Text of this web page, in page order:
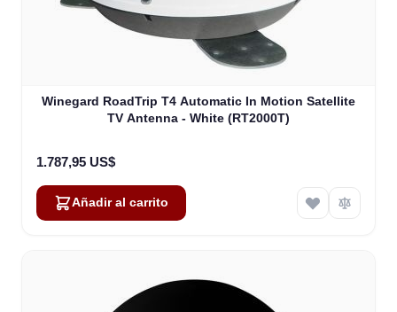
Winegard RoadTrip T4 Automatic In Motion Satellite
TV Antenna - White (RT2000T)
1.787,95 US$
Añadir al carrito